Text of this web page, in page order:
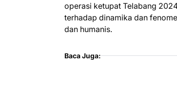
operasi ketupat Telabang
terhadap dinamika dan
dan humanis.
Baca Juga: